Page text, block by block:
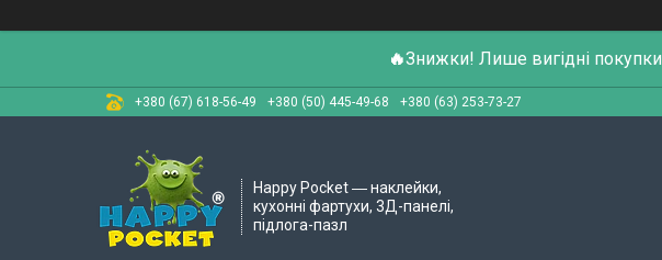
🔥Знижки! Лише вигідні покупки
+380 (67) 618-56-49 +380 (50) 445-49-68 +380 (63) 253-73-27
Happy Pocket ― наклейки,
кухонні фартухи, 3Д-панелі,
підлога-пазл